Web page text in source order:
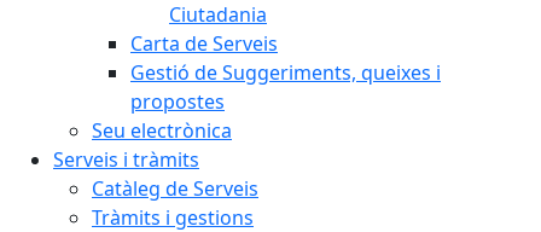
Ciutadania
Carta de Serveis
Gestió de Suggeriments, queixes i
propostes
Seu electrònica
Serveis i tràmits
Catàleg de Serveis
Tràmits i gestions